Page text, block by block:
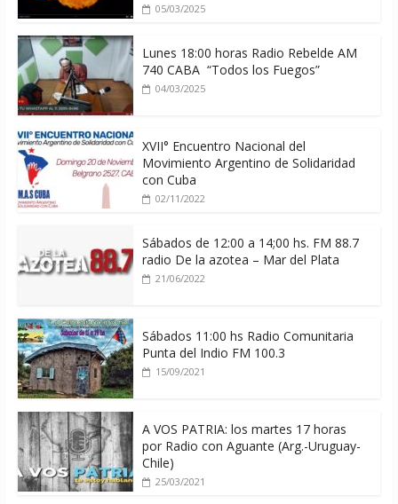
05/03/2025
Lunes 18:00 horas Radio Rebelde AM
740 CABA “Todos los Fuegos”
04/03/2025
XVII° Encuentro Nacional del
Movimiento Argentino de Solidaridad
con Cuba
02/11/2022
Sábados de 12:00 a 14;00 hs. FM 88.7
radio De la azotea – Mar del Plata
21/06/2022
Sábados 11:00 hs Radio Comunitaria
Punta del Indio FM 100.3
15/09/2021
A VOS PATRIA: los martes 17 horas
por Radio con Aguante (Arg.-Uruguay-
Chile)
25/03/2021